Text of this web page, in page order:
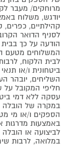
מרוחקים/ מעבר
יודגש, משלוח
קהילתיים, כפרים,
לסניף הדואר
הודעה על כך
המשלוחים מטעם
לבית הלקוח,
ביטחונית ו/או
השליחים, יובהר
חליפי המקובל על
עסקה ללא דמי
במקרה של הובלה
הספקים ו/או מי
באמצעות מדרגות
לביצועה או
במלואה, לרבות